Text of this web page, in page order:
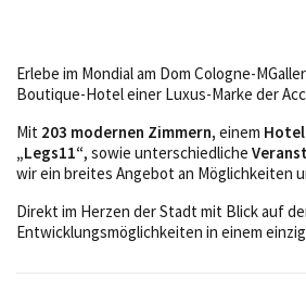
Erlebe im Mondial am Dom Cologne-
Boutique-Hotel einer Luxus-Marke der
Mit 203 modernen Zimmern, einem
„Legs11“, sowie unterschiedliche
wir ein breites Angebot an Möglichkeiten
Direkt im Herzen der Stadt mit Blick auf
Entwicklungsmöglichkeiten in einem